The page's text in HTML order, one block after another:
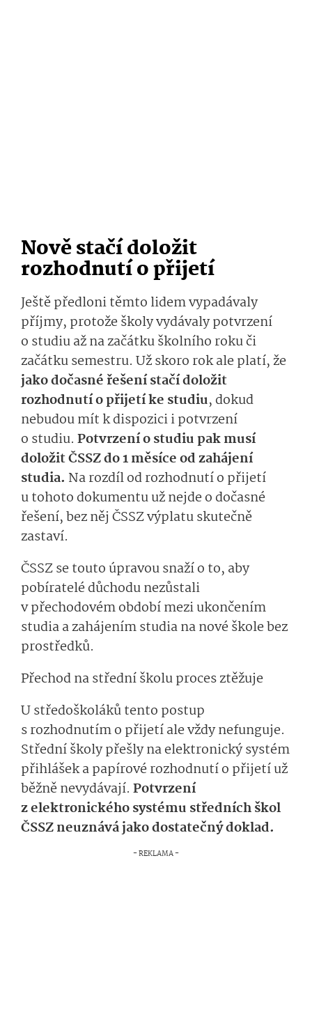
Nově stačí doložit
rozhodnutí o přijetí
Ještě předloni těmto lidem vypadávaly
příjmy, protože školy vydávaly potvrzení
o studiu až na začátku školního roku či
začátku semestru. Už skoro rok ale platí, že
jako dočasné řešení stačí doložit
rozhodnutí o přijetí ke studiu, dokud
nebudou mít k dispozici i potvrzení
o studiu. Potvrzení o studiu pak musí
doložit ČSSZ do 1 měsíce od zahájení
studia. Na rozdíl od rozhodnutí o přijetí
u tohoto dokumentu už nejde o dočasné
řešení, bez něj ČSSZ výplatu skutečně
zastaví.
ČSSZ se touto úpravou snaží o to, aby
pobíratelé důchodu nezůstali
v přechodovém období mezi ukončením
studia a zahájením studia na nové škole bez
prostředků.
Přechod na střední školu proces ztěžuje
U středoškoláků tento postup
s rozhodnutím o přijetí ale vždy nefunguje.
Střední školy přešly na elektronický systém
přihlášek a papírové rozhodnutí o přijetí už
běžně nevydávají. Potvrzení
z elektronického systému středních škol
ČSSZ neuznává jako dostatečný doklad.